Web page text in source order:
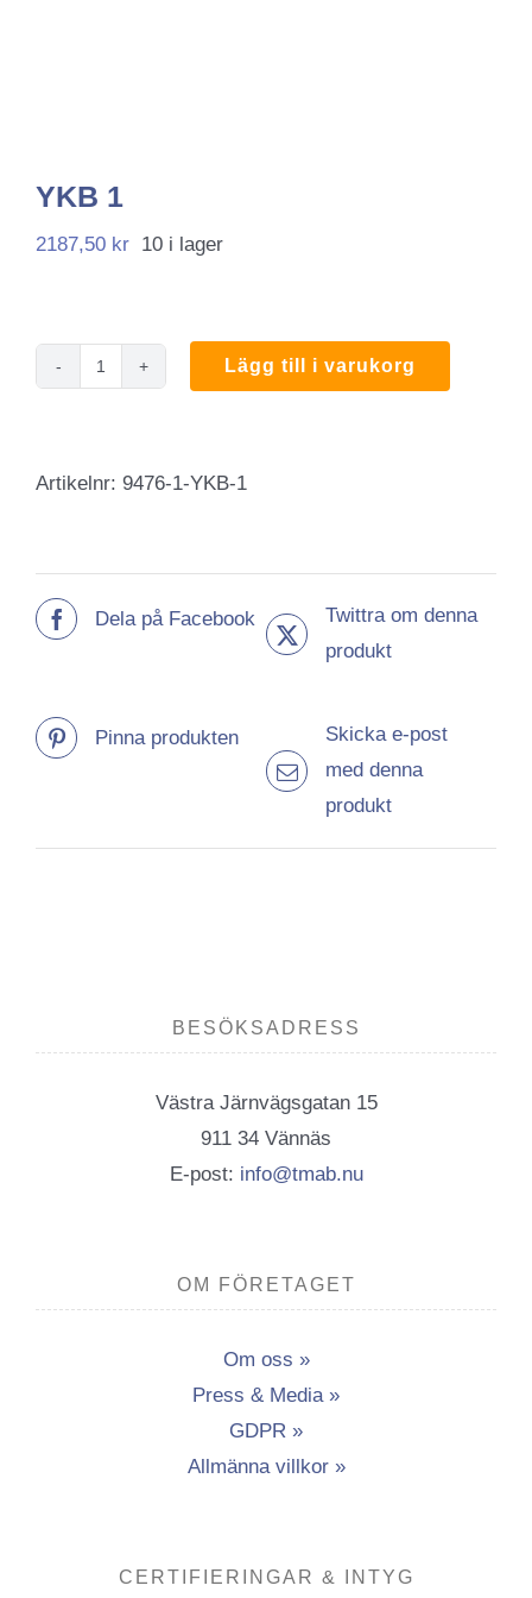
YKB 1
2187,50 kr 10 i lager
Lägg till i varukorg
Artikelnr: 9476-1-YKB-1
Dela på Facebook
Twittra om denna
produkt
Pinna produkten
Skicka e-post
med denna
produkt
BESÖKSADRESS
Västra Järnvägsgatan 15
911 34 Vännäs
E-post: info@tmab.nu
OM FÖRETAGET
Om oss »
Press & Media »
GDPR »
Allmänna villkor »
CERTIFIERINGAR & INTYG